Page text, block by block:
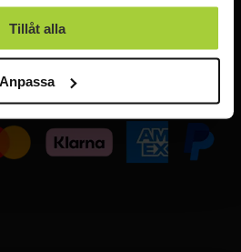
Tillåt alla
Anpassa